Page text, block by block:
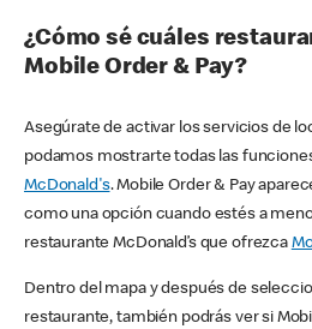
¿Cómo sé cuáles
Mobile Order & Pay?
Asegúrate de activar los servicios de
podamos mostrarte todas las
McDonald's. Mobile Order & Pay
como una opción cuando estés a
restaurante McDonald’s que ofrezca
Dentro del mapa y después de
restaurante, también podrás ver si